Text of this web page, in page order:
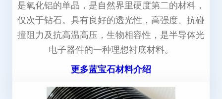
是氧化铝的单晶，是自然界里硬度第二的材料，
仅次于钻石。具有良好的透光性，高强度、抗碰
撞阻力及抗高温高压，生物相容性，是半导体光
电子器件的一种理想衬底材料。
更多蓝宝石材料介绍